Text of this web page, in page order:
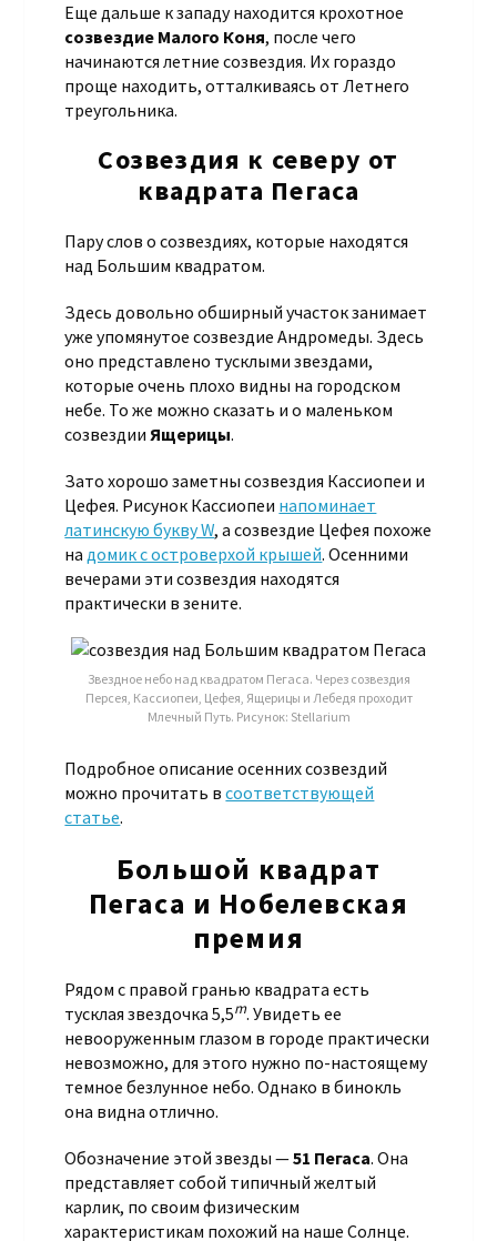
Еще дальше к западу находится крохотное
созвездие Малого Коня, после чего
начинаются летние созвездия. Их гораздо
проще находить, отталкиваясь от Летнего
треугольника.
Созвездия к северу от
квадрата Пегаса
Пару слов о созвездиях, которые находятся
над Большим квадратом.
Здесь довольно обширный участок занимает
уже упомянутое созвездие Андромеды. Здесь
оно представлено тусклыми звездами,
которые очень плохо видны на городском
небе. То же можно сказать и о маленьком
созвездииЯщерицы.
Зато хорошо заметны созвездия Кассиопеи и
Цефея. Рисунок Кассиопеи напоминает
латинскую букву W, а созвездие Цефея похоже
надомик с островерхой крышей. Осенними
вечерами эти созвездия находятся
практически в зените.
Звездное небо над квадратом Пегаса. Через созвездия
Персея, Кассиопеи, Цефея, Ящерицы и Лебедя проходит
Млечный Путь. Рисунок: Stellarium
Подробное описание осенних созвездий
можно прочитать всоответствующей
статье.
Большой квадрат
Пегаса и Нобелевская
премия
Рядом с правой гранью квадрата есть
тусклая звездочка 5,5m. Увидеть ее
невооруженным глазом в городе практически
невозможно, для этого нужно по-настоящему
темное безлунное небо. Однако в бинокль
она видна отлично.
Обозначение этой звезды —51 Пегаса. Она
представляет собой типичный желтый
карлик, по своим физическим
характеристикам похожий на наше Солнце.